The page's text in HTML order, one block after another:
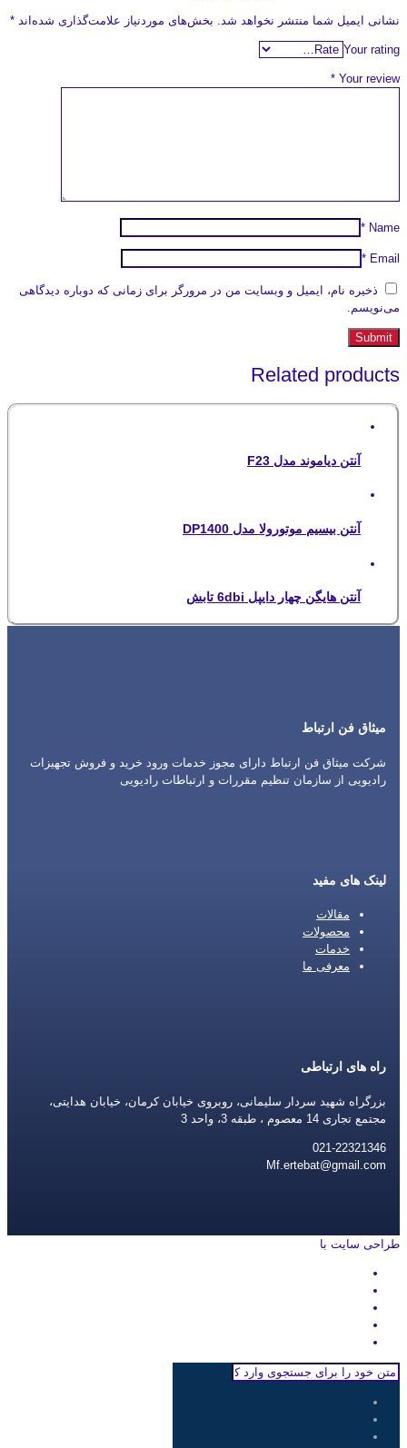
نشانی ایمیل شما منتشر نخواهد شد. بخش‌های موردنیاز علامت‌گذاری شده‌اند *
Your rating
Your review
*
Name
*
Email
*
ذخیره نام، ایمیل و وبسایت من در مرورگر برای زمانی که دوباره دیدگاهی
می‌نویسم.
Related products
آنتن دیاموند مدل F23
آنتن بیسیم موتورولا مدل DP1400
آنتن هایگن چهار دایپل 6dbi تابش
میثاق فن ارتباط
شرکت میثاق فن ارتباط دارای مجوز خدمات ورود خرید و فروش تجهیزات
رادیویی از سازمان تنظیم مقررات و ارتباطات رادیویی
لینک های مفید
مقالات
محصولات
خدمات
معرفی ما
راه های ارتباطی
بزرگراه شهید سردار سلیمانی، روبروی خیابان کرمان، خیابان هدایتی،
مجتمع تجاری 14 معصوم ، طبقه 3، واحد 3
021-22321346
Mf.ertebat@gmail.com
طراحی سایت با